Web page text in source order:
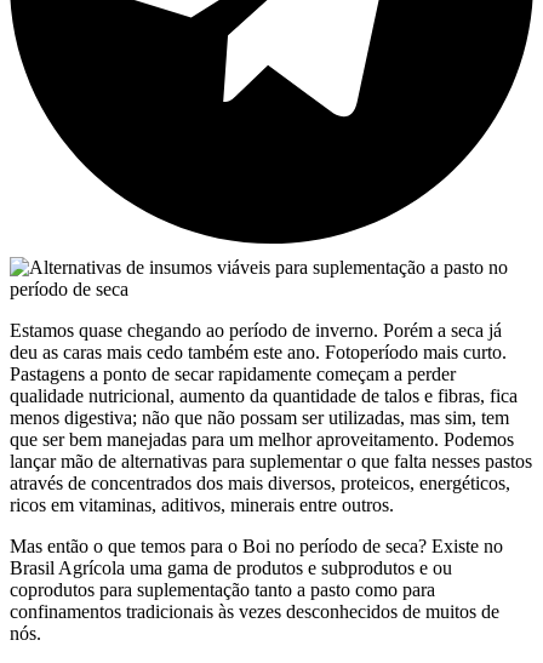
Estamos quase chegando ao período de inverno. Porém a seca já
deu as caras mais cedo também este ano. Fotoperíodo mais curto.
Pastagens a ponto de secar rapidamente começam a perder
qualidade nutricional, aumento da quantidade de talos e fibras, fica
menos digestiva; não que não possam ser utilizadas, mas sim, tem
que ser bem manejadas para um melhor aproveitamento. Podemos
lançar mão de alternativas para suplementar o que falta nesses pastos
através de concentrados dos mais diversos, proteicos, energéticos,
ricos em vitaminas, aditivos, minerais entre outros.
Mas então o que temos para o Boi no período de seca? Existe no
Brasil Agrícola uma gama de produtos e subprodutos e ou
coprodutos para suplementação tanto a pasto como para
confinamentos tradicionais às vezes desconhecidos de muitos de
nós.